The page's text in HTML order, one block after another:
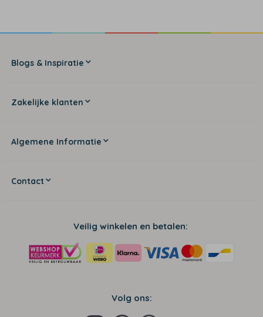
Blogs & Inspiratie
Zakelijke klanten
Algemene Informatie
Contact
Veilig winkelen en betalen:
Volg ons: